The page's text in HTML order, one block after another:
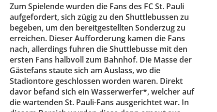
Zum Spielende wurden die Fans des FC St. Pauli
aufgefordert, sich zügig zu den Shuttlebussen zu
begeben, um den bereitgestellten Sonderzug zu
erreichen. Dieser Aufforderung kamen die Fans
nach, allerdings fuhren die Shuttlebusse mit den
ersten Fans halbvoll zum Bahnhof. Die Masse der
Gästefans staute sich am Auslass, wo die
Stadiontore geschlossen worden waren. Direkt
davor befand sich ein Wasserwerfer*, welcher auf
die wartenden St. Pauli-Fans ausgerichtet war. In